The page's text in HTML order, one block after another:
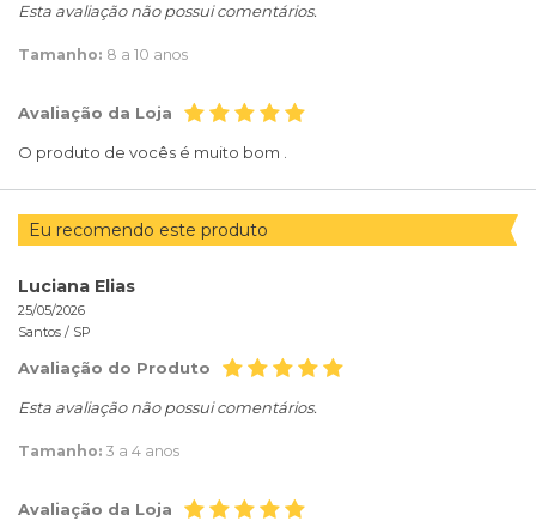
Esta avaliação não possui comentários.
Tamanho: 8 a 10 anos
Avaliação da Loja
O produto de vocês é muito bom .
Eu recomendo este produto
Luciana Elias
25/05/2026
Santos / SP
Avaliação do Produto
Esta avaliação não possui comentários.
Tamanho: 3 a 4 anos
Avaliação da Loja